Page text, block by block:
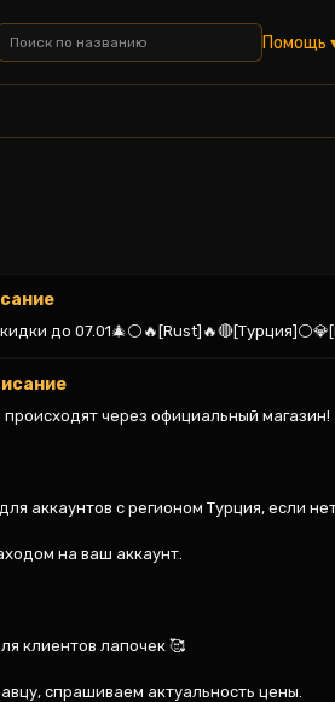
Помощь
до
происходят через официальный магазин!
аккаунтов с регионом Турция, если
на ваш аккаунт.
клиентов лапочек 🥰
спрашиваем актуальность цены.